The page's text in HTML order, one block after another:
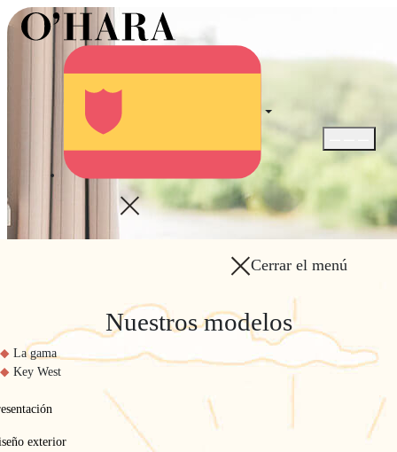
Abrir /
Cerrar el menú
Nuestros modelos
La gama
Key West
exterior